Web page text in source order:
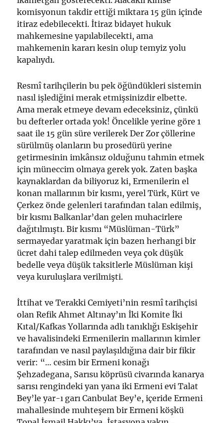
komisyonun takdir ettiği miktara 15 gün içinde
itiraz edebilecekti. İtiraz bidayet hukuk
mahkemesine yapılabilecekti, ama
mahkemenin kararı kesin olup temyiz yolu
kapalıydı.
Resmî tarihçilerin bu pek öğündükleri sistemin
nasıl işlediğini merak etmişsinizdir elbette.
Ama merak etmeye devam edeceksiniz, çünkü
bu defterler ortada yok! Öncelikle yerine göre 1
saat ile 15 gün süre verilerek Der Zor çöllerine
sürülmüş olanların bu prosedürü yerine
getirmesinin imkânsız olduğunu tahmin etmek
için müneccim olmaya gerek yok. Zaten başka
kaynaklardan da biliyoruz ki, Ermenilerin el
konan mallarının bir kısmı, yerel Türk, Kürt ve
Çerkez önde gelenleri tarafından talan edilmiş,
bir kısmı Balkanlar’dan gelen muhacirlere
dağıtılmıştı. Bir kısmı “Müslüman-Türk”
sermayedar yaratmak için bazen herhangi bir
ücret dahi talep edilmeden veya çok düşük
bedelle veya düşük taksitlerle Müslüman kişi
veya kuruluşlara verilmişti.
İttihat ve Terakki Cemiyeti’nin resmî tarihçisi
olan Refik Ahmet Altınay’ın İki Komite İki
Kıtal/Kafkas Yollarında adlı tanıklığı Eskişehir
ve havalisindeki Ermenilerin mallarının kimler
tarafından ve nasıl paylaşıldığına dair bir fikir
verir: “… cesim bir Ermeni konağı
Şehzadegana, Sarısu köprüsü civarında kanarya
sarısı rengindeki yan yana iki Ermeni evi Talat
Bey’le yar-ı garı Canbulat Bey’e, içeride Ermeni
mahallesinde muhteşem bir Ermeni köşkü